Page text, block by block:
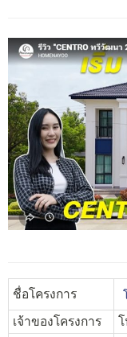
ชื่อโครงการ
เจ้าของโครงการ